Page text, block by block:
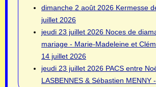
dimanche 2 août 2026 Kermesse
juillet 2026
jeudi 23 juillet 2026 Noces de
mariage - Marie-Madeleine et
14 juillet 2026
jeudi 23 juillet 2026 PACS entre
LASBENNES & Sébastien MENNY